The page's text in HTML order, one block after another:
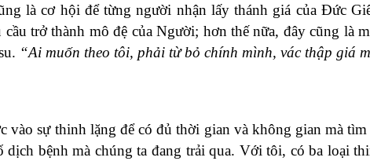
là cơ hội để từng người nhận lấy thánh giá của Đức
trở thành mô đệ của Người; hơn thế nữa, đây cũng là
“Ai muốn theo tôi, phải từ bỏ chính mình, vác thập giá
vào sự thinh lặng để có đủ thời gian và không gian mà
dịch bệnh mà chúng ta đang trải qua. Với tôi, có ba loại